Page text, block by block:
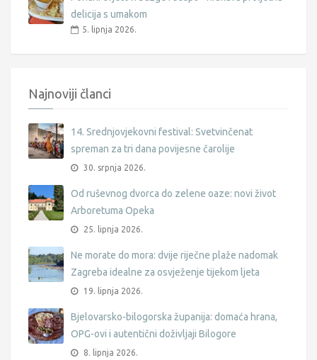
delicija s umakom
5. lipnja 2026.
Najnoviji članci
14. Srednjovjekovni festival: Svetvinčenat
spreman za tri dana povijesne čarolije
30. srpnja 2026.
Od ruševnog dvorca do zelene oaze: novi život
Arboretuma Opeka
25. lipnja 2026.
Ne morate do mora: dvije riječne plaže nadomak
Zagreba idealne za osvježenje tijekom ljeta
19. lipnja 2026.
Bjelovarsko-bilogorska županija: domaća hrana,
OPG-ovi i autentični doživljaji Bilogore
8. lipnja 2026.